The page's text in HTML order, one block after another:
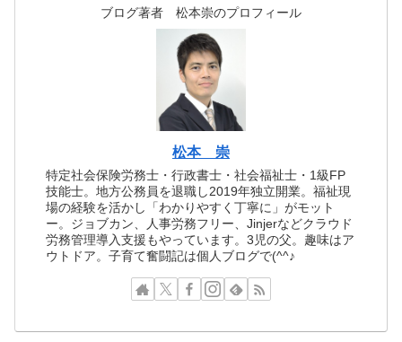
ブログ著者 松本崇のプロフィール
松本 崇
特定社会保険労務士・行政書士・社会福祉士・1級FP
技能士。地方公務員を退職し2019年独立開業。福祉現
場の経験を活かし「わかりやすく丁寧に」がモット
ー。ジョブカン、人事労務フリー、Jinjerなどクラウド
労務管理導入支援もやっています。3児の父。趣味はア
ウトドア。子育て奮闘記は個人ブログで(^^♪